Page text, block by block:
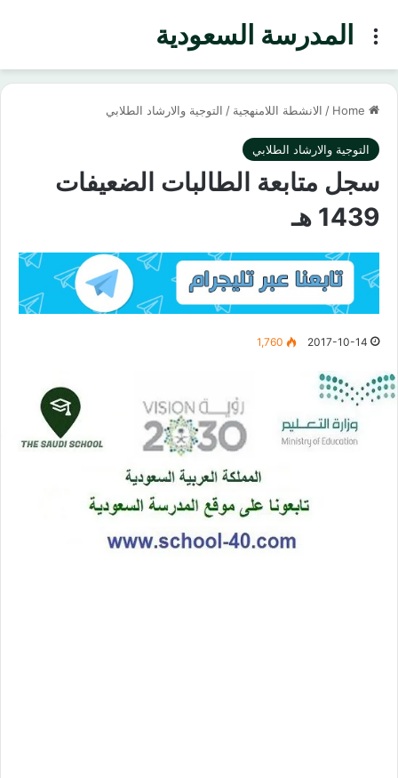
المدرسة السعوديةMenu
/ الانشطة اللامنهجية / التوجية والارشاد الطلابي
التوجية والارشاد الطلابي
سجل متابعة الطالبات الضعيفات
1439 هـ
2017-10-14
1,760